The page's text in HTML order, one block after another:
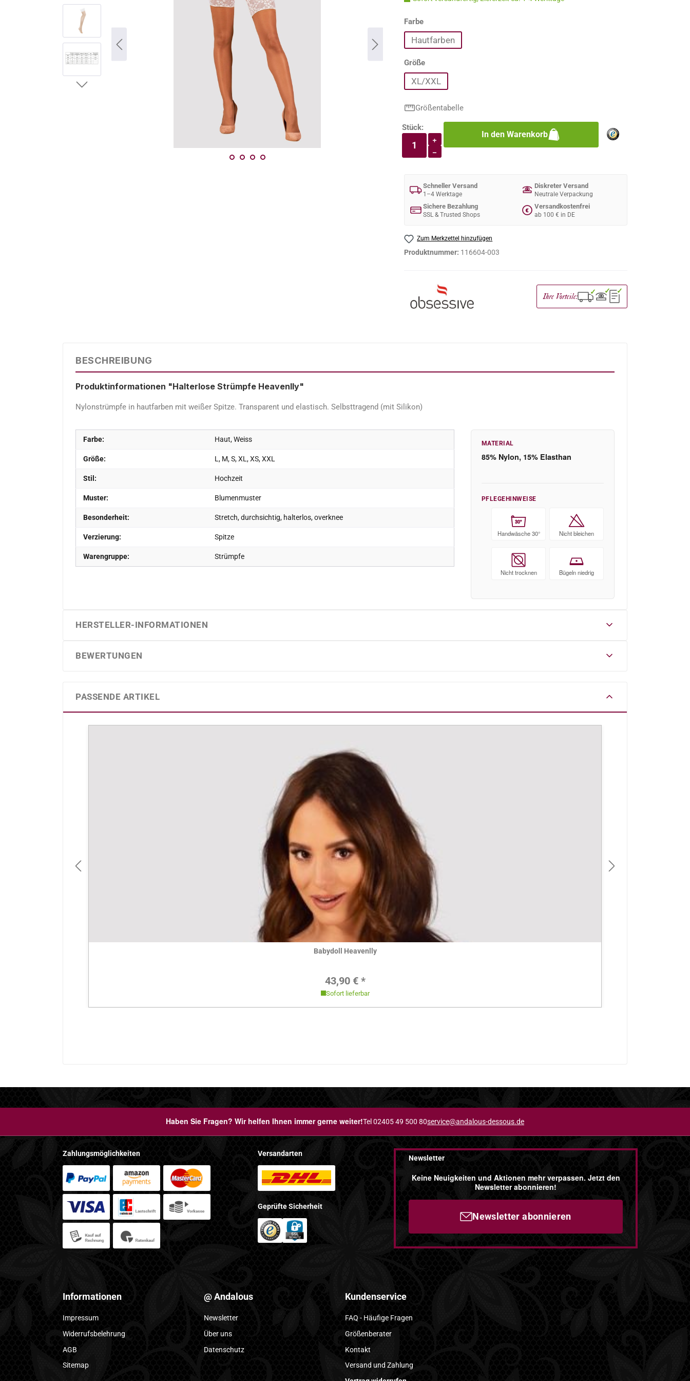
Farbeauswählen
Hautfarben
Größeauswählen
XL/XXL
Größentabelle
Produkt Anzahl: Gib den gewünschten Wert ein
Stück:
+
−
In den Warenkorb
Schneller Versand
1–4 Werktage
Diskreter Versand
Neutrale Verpackung
Sichere Bezahlung
SSL & Trusted Shops
€
Versandkostenfrei
ab 100 € in DE
Zum Merkzettel hinzufügen
Produktnummer: 116604-003
Ihre Vorteile: ✓ ✓ ✓
BESCHREIBUNG
Produktinformationen "Halterlose Strümpfe Heavenlly"
Nylonstrümpfe in hautfarben mit weißer Spitze. Transparent und elastisch. Selbsttragend (mit Silikon)
Farbe: Haut, Weiss
Größe: L, M, S, XL, XS, XXL
Stil: Hochzeit
Muster: Blumenmuster
Besonderheit: Stretch, durchsichtig, halterlos, overknee
Verzierung: Spitze
Warengruppe: Strümpfe
MATERIAL
85% Nylon, 15% Elasthan
PFLEGEHINWEISE
30°
Handwäsche 30° Nicht bleichen
Nicht trocknen Bügeln niedrig
HERSTELLER-INFORMATIONEN
BEWERTUNGEN
PASSENDE ARTIKEL
Hier ansehen
Babydoll Heavenlly
Regulärer Preis:
43,90 € *
Sofort lieferbar
Haben Sie Fragen? Wir helfen Ihnen immer gerne weiter!Tel 02405 49 500 80service@andalous-dessous.de
Zahlungsmöglichkeiten Versandarten
Geprüfte Sicherheit
Newsletter
Keine Neuigkeiten und Aktionen mehr verpassen. Jetzt den
Newsletter abonnieren!
Newsletter abonnieren
Informationen
Impressum
Widerrufsbelehrung
AGB
Sitemap
@ Andalous
Newsletter
Über uns
Datenschutz
Kundenservice
FAQ - Häufige Fragen
Größenberater
Kontakt
Versand und Zahlung